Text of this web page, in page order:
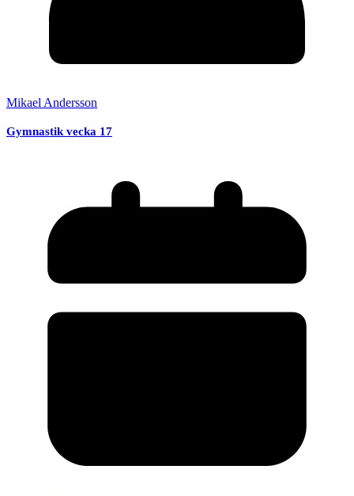
Mikael Andersson
Gymnastik vecka 17